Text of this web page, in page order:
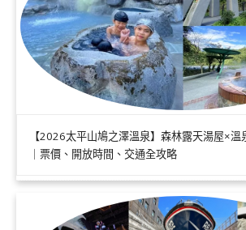
【2026太平山鳩之澤溫泉】森林露天湯屋×
｜票價、開放時間、交通全攻略